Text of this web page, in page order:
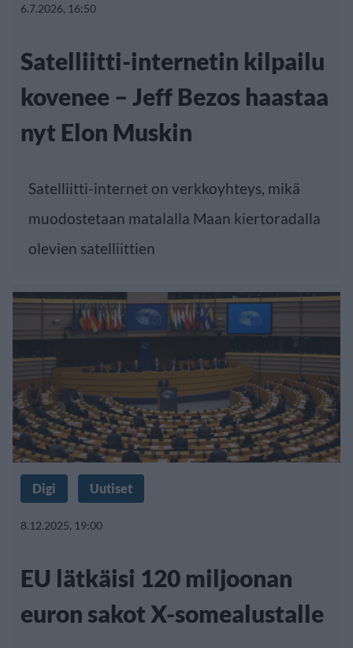
6.7.2026, 16:50
Satelliitti-internetin kilpailu
kovenee – Jeff Bezos haastaa
nyt Elon Muskin
Satelliitti-internet on verkkoyhteys, mikä
muodostetaan matalalla Maan kiertoradalla
olevien satelliittien
Digi Uutiset
8.12.2025, 19:00
EU lätkäisi 120 miljoonan
euron sakot X-somealustalle